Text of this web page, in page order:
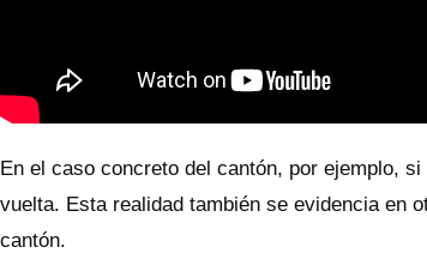
En el caso concreto del cantón, por ejemplo,
vuelta. Esta realidad también se evidencia en
cantón.